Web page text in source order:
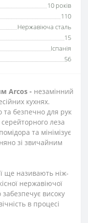
10 років
110
Нержавіюча сталь
15
Іспанія
56
Arcos - незамінний
кухнях.
та безпечно для рук
леза
та мінімізує
зі звичайним
ще називають ніж-
нержавіючої
високу
в процесі